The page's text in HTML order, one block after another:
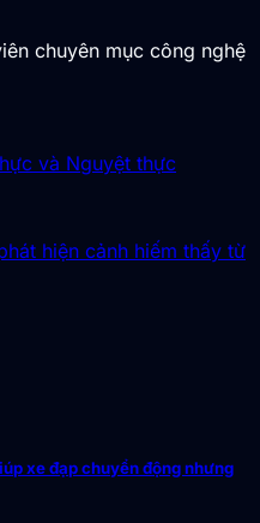
chuyên mục công nghệ
và Nguyệt thực
hiện cảnh hiếm thấy từ
xe đạp chuyển động nhưng